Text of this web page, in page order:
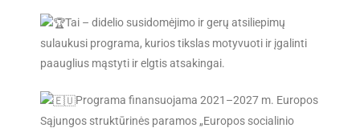
Tai – didelio susidomėjimo ir gerų atsiliepimų
sulaukusi programa, kurios tikslas motyvuoti ir įgalinti
paauglius mąstyti ir elgtis atsakingai.
Programa finansuojama 2021–2027 m. Europos
Sąjungos struktūrinės paramos „Europos socialinio